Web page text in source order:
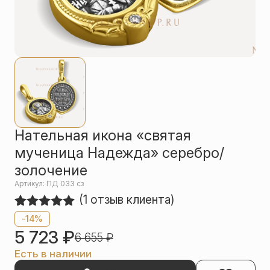
Упаковка
Цепи
Шнурки на
Другое
Нательная икона «святая
мученица Надежда» серебро/
золочение
Артикул: ПД 033 сз
Рейтинг
5.00из 5
на основе
опроса
1
пользователя
(1 отзыв клиента)
-14%
5 723 ₽6 655₽
Есть в наличии